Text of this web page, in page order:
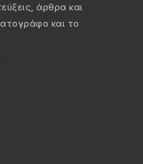
άρθρα και
και το